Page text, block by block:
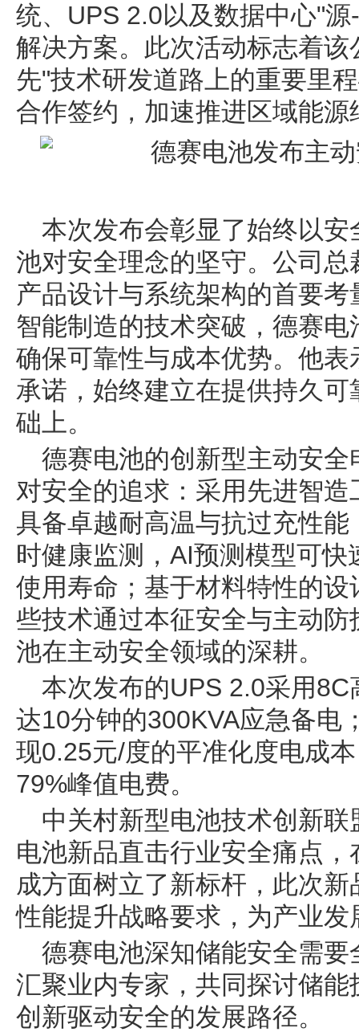
统、UPS 2.0以及数据中心"
解决方案。此次活动标志着
先"技术研发道路上的重要里
合作签约，加速推进区域能源
本次发布会彰显了始终以
池对安全理念的坚守。公司
产品设计与系统架构的首要
智能制造的技术突破，德赛
确保可靠性与成本优势。他
承诺，始终建立在提供持久
础上。
德赛电池的创新型主动安
对安全的追求：采用先进智
具备卓越耐高温与抗过充性
时健康监测，AI预测模型可
使用寿命；基于材料特性的
些技术通过本征安全与主动
池在主动安全领域的深耕。
本次发布的UPS 2.0采用
达10分钟的300KVA应急备电
现0.25元/度的平准化度电成
79%峰值电费。
中关村新型电池技术创新
电池新品直击行业安全痛点
成方面树立了新标杆，此次
性能提升战略要求，为产业
德赛电池深知储能安全需
汇聚业内专家，共同探讨储
创新驱动安全的发展路径。